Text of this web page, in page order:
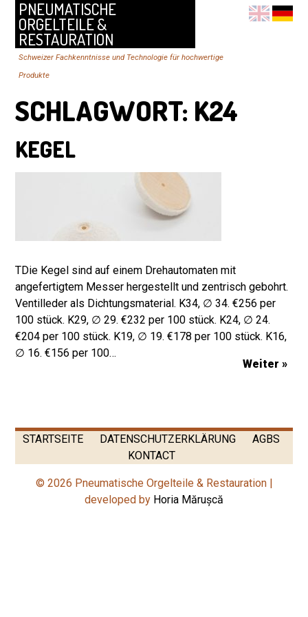
PNEUMATISCHE
ORGELTEILE &
RESTAURATION
Schweizer Fachkenntnisse und Technologie für hochwertige
Produkte
SCHLAGWORT: K24
KEGEL
TDie Kegel sind auf einem Drehautomaten mit
angefertigtem Messer hergestellt und zentrisch gebohrt.
Ventilleder als Dichtungsmaterial. K34, ∅ 34. €256 per
100 stück. K29, ∅ 29. €232 per 100 stück. K24, ∅ 24.
€204 per 100 stück. K19, ∅ 19. €178 per 100 stück. K16,
∅ 16. €156 per 100…
Weiter »
STARTSEITE DATENSCHUTZERKLÄRUNG
AGBS
KONTACT
© 2026 Pneumatische Orgelteile & Restauration |
developed by Horia Mărușcă